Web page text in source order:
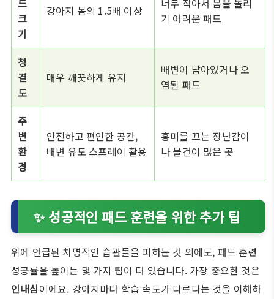
드
크
기
강아지 몸의 1.5배 이상
너무 작아서 몸을 돌리
기 어려운 패드
청
결
도
매우 깨끗하게 유지
배변이 남아있거나 오
염된 패드
주
변
환
경
안전하고 편안한 공간,
배변 유도 스프레이 활용
흥미를 끄는 장난감이
나 물건이 많은 곳
✨ 성공적인 패드 훈련을 위한 추가 팁
위에 언급된 치명적인 습관들을 피하는 것 외에도, 패드 훈련
성공률을 높이는 몇 가지 팁이 더 있습니다. 가장 중요한 것은
인내심이에요. 강아지마다 학습 속도가 다르다는 것을 이해하